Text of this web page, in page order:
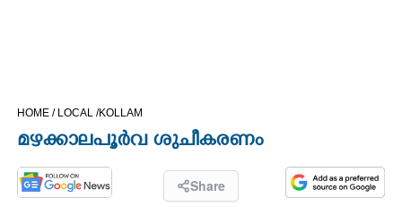
OPINION
HOME / LOCAL /KOLLAM
മഴക്കാലപൂർവ ശുചീകരണം
Share